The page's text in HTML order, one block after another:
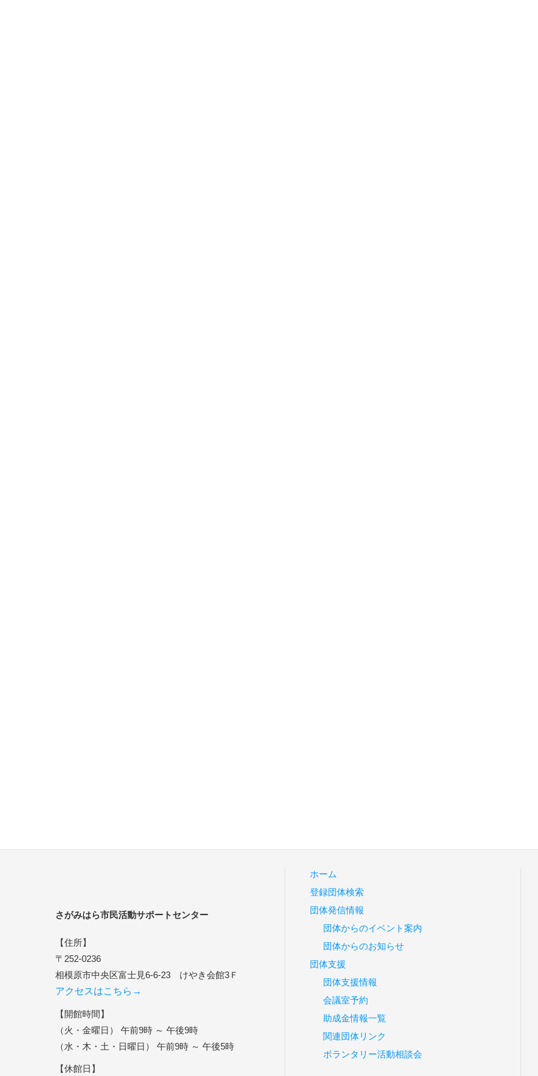
さがみはら市民活動サポートセンター
【住所】
〒252-0236
相模原市中央区富士見6-6-23 けやき会館3Ｆ
ホーム
登録団体検索
団体発信情報
団体からのイベント案内
団体からのお知らせ
団体支援
団体支援情報